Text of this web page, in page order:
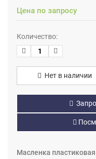
Цена по запросу
Количество:
Нет в наличии
Масленка